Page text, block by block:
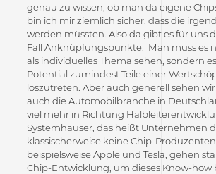
genau zu wissen, ob man da eigene
bin ich mir ziemlich sicher, dass die
werden müssten. Also da gibt es für uns
Fall Anknüpfungspunkte. Man muss es
als individuelles Thema sehen, sondern
Potential zumindest Teile einer
loszutreten. Aber auch generell sehen
auch die Automobilbranche in
viel mehr in Richtung
Systemhäuser, das heißt Unternehmen
klassischerweise keine Chip-Produzenten
beispielsweise Apple und Tesla, gehen
Chip-Entwicklung, um dieses Know-how